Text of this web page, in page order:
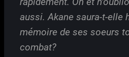
aussi. Akane saura-t-elle
mémoire de ses soeurs
combat?